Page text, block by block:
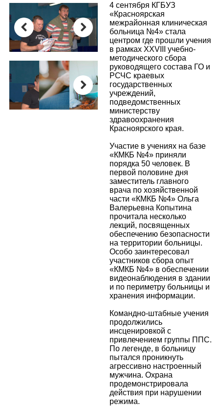
Previous Next
Next
4 сентября КГБУЗ
«Красноярская
межрайонная клиническая
больница №4» стала
центром где прошли учения
в рамках XXVIII учебно-
методического сбора
руководящего состава ГО и
РСЧС краевых
государственных
учреждений,
подведомственных
министерству
здравоохранения
Красноярского края.
Участие в учениях на базе
«КМКБ №4» приняли
порядка 50 человек. В
первой половине дня
заместитель главного
врача по хозяйственной
части «КМКБ №4» Ольга
Валерьевна Копытина
прочитала несколько
лекций, посвященных
обеспечению безопасности
на территории больницы.
Особо заинтересовал
участников сбора опыт
«КМКБ №4» в обеспечении
видеонаблюдения в здании
и по периметру больницы и
хранения информации.
Командно-штабные учения
продолжились
инсценировкой с
привлечением группы ППС.
По легенде, в больницу
пытался проникнуть
агрессивно настроенный
мужчина. Охрана
продемонстрировала
действия при нарушении
режима.